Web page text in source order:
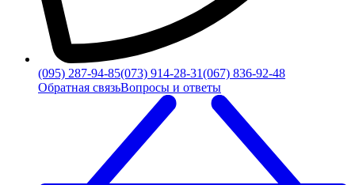
(095) 287-94-85(073) 914-28-31(067) 836-92-48
Обратная связьВопросы и ответы